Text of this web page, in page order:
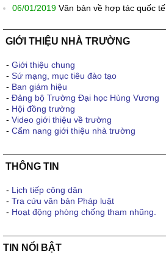
06/01/2019 Văn bản về hợp tác quốc tế
GIỚI THIỆU NHÀ TRƯỜNG
- Giới thiệu chung
- Sứ mạng, mục tiêu đào tạo
- Ban giám hiệu
- Đảng bộ Trường Đại học Hùng Vương
- Hội đồng trường
- Video giới thiệu về trường
- Cẩm nang giới thiệu nhà trường
THÔNG TIN
- Lịch tiếp công dân
- Tra cứu văn bản Pháp luật
- Hoạt động phòng chống tham nhũng.
TIN NỔI BẬT